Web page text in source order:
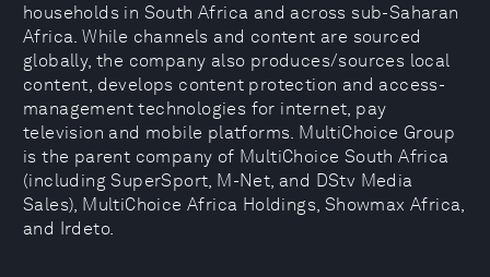
households in South Africa and across sub-Saharan
Africa. While channels and content are sourced
globally, the company also produces/sources local
content, develops content protection and access-
management technologies for internet, pay
television and mobile platforms. MultiChoice Group
is the parent company of MultiChoice South Africa
(including SuperSport, M-Net, and DStv Media
Sales), MultiChoice Africa Holdings, Showmax Africa,
and Irdeto.